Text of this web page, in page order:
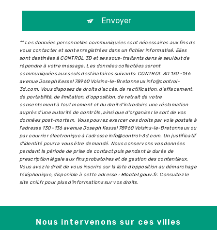
Envoyer
** Les données personnelles communiquées sont nécessaires aux fins de
vous contacter et sont enregistrées dans un fichier informatisé. Elles
sont destinées à CONTROL 3D et ses sous-traitants dans le seul but de
répondre à votre message. Les données collectées seront
communiquées aux seuls destinataires suivants: CONTROL 3D 130 -136
avenue Joseph Kessel 78960 Voisins-le-Bretonneux info@control-
3d.com. Vous disposez de droits d’accès, de rectification, d’effacement,
de portabilité, de limitation, d’opposition, de retrait de votre
consentement à tout moment et du droit d’introduire une réclamation
auprès d’une autorité de contrôle, ainsi que d’organiser le sort de vos
données post-mortem. Vous pouvez exercer ces droits par voie postale à
l'adresse 130 -136 avenue Joseph Kessel 78960 Voisins-le-Bretonneux ou
par courrier électronique à l'adresse info@control-3d.com. Un justificatif
d'identité pourra vous être demandé. Nous conservons vos données
pendant la période de prise de contact puis pendant la durée de
prescription légale aux fins probatoires et de gestion des contentieux.
Vous avez le droit de vous inscrire sur la liste d'opposition au démarchage
téléphonique, disponible à cette adresse : Bloctel.gouv.fr. Consultez le
site cnil.fr pour plus d’informations sur vos droits.
Nous intervenons sur ces villes